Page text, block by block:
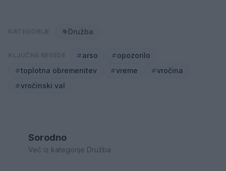
Družba
arso
opozorilo
toplotna obremenitev
vreme
vročina
vročinski val
Sorodno
Več iz kategorije Družba